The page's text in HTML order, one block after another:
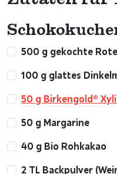
500 g gekochte
100 g glattes
50 g Birkengold®
50 g Margarine
40 g Bio Rohkakao
2 TL Backpulver